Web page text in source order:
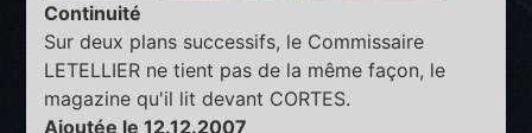
Continuité
Sur deux plans successifs, le Commissaire
LETELLIER ne tient pas de la même façon, le
magazine qu'il lit devant CORTES.
Ajoutée le 12.12.2007